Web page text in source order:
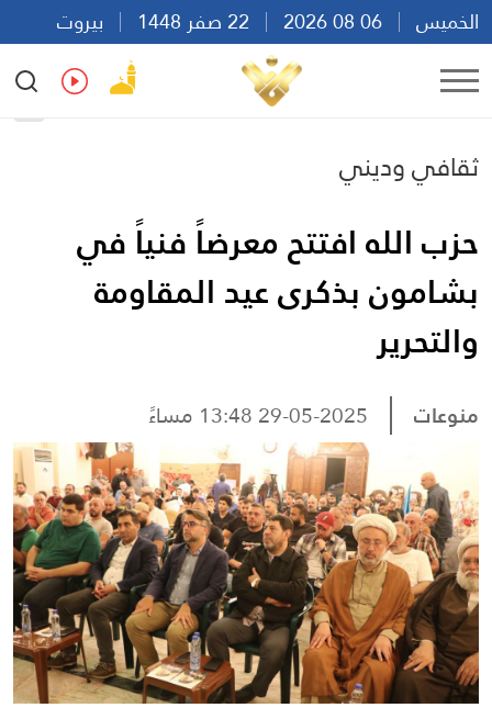
الخميس
بيروت
02:40
Ar
ثقافي وديني
حزب الله افتتح معرضاً فنياً في
بشامون بذكرى عيد المقاومة
والتحرير
منوعات 29-05-2025 13:48 مساءً